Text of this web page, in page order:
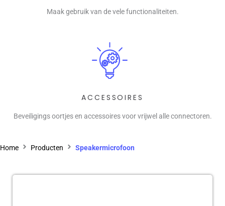
Maak gebruik van de vele functionaliteiten.
ACCESSOIRES
Beveiligings oortjes en accessoires voor vrijwel alle connectoren.
Home Producten Speakermicrofoon